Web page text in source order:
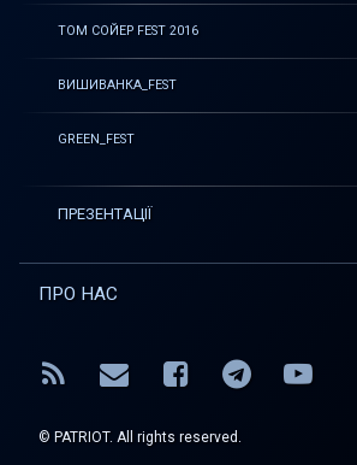
ТОМ СОЙЕР FEST 2016
ВИШИВАНКА_FEST
GREEN_FEST
ПРЕЗЕНТАЦІЇ
ПРО НАС
RSS E-mailFacebook
Telegram
© PATRIOT. All rights reserved.